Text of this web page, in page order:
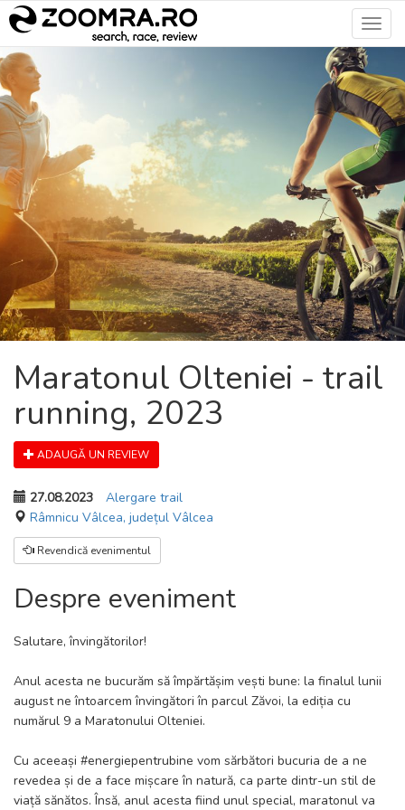
Maratonul Olteniei - trail
running, 2023
ADAUGĂ UN REVIEW
27.08.2023
Alergare trail
Râmnicu Vâlcea, județul Vâlcea
Revendică evenimentul
Despre eveniment
Salutare, învingătorilor!
Anul acesta ne bucurăm să împărtășim vești bune: la finalul lunii
august ne întoarcem învingători în parcul Zăvoi, la ediția cu
numărul 9 a Maratonului Olteniei.
Cu aceeași #energiepentrubine vom sărbători bucuria de a ne
revedea și de a face mișcare în natură, ca parte dintr-un stil de
viață sănătos. Însă, anul acesta fiind unul special, maratonul va